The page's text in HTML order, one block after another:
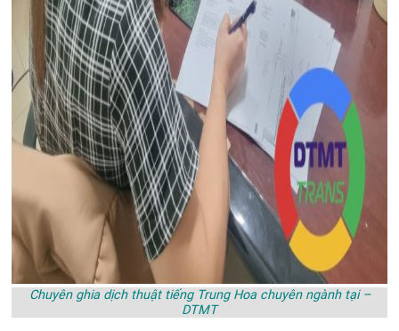
Chuyên ghia dịch thuật tiếng Trung Hoa chuyên ngành tại –
DTMT